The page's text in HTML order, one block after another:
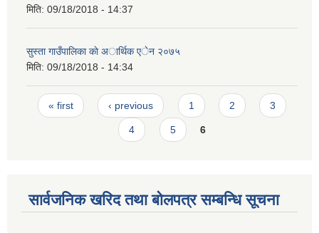
मिति: 09/18/2018 - 14:37
सुस्ता गाउँपालिका काे अार्थिक एेन २०७५
मिति: 09/18/2018 - 14:34
Pages
« first ‹ previous 1 2 3
4 5 6
सार्वजनिक खरिद तथा बोलपत्र सम्बन्धि सूचना